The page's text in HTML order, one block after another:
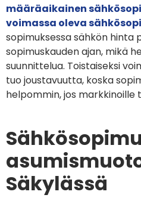
määräaikainen
voimassa oleva
sopimuksessa sähkön hinta
sopimuskauden ajan, mikä
suunnittelua. Toistaiseksi
tuo joustavuutta, koska
helpommin, jos markkinoille
Säkylässä